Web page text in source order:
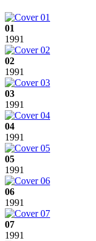
01
1991
02
1991
03
1991
04
1991
05
1991
06
1991
07
1991